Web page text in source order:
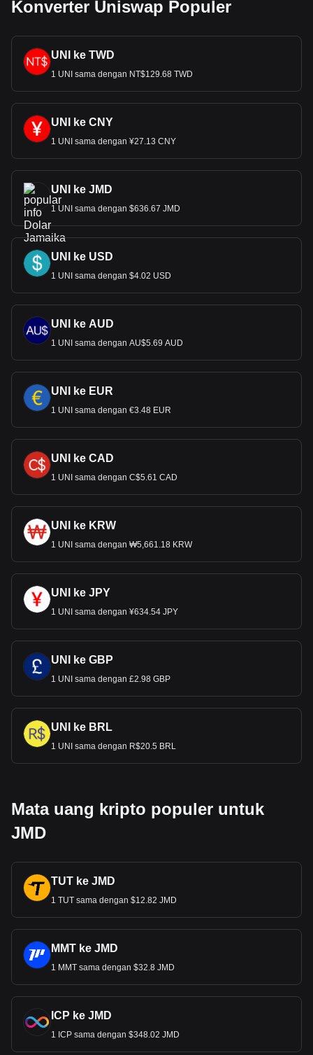
Konverter Uniswap Populer
UNI ke TWD
1 UNI sama dengan NT$129.68 TWD
UNI ke CNY
1 UNI sama dengan ¥27.13 CNY
UNI ke JMD
1 UNI sama dengan $636.67 JMD
UNI ke USD
1 UNI sama dengan $4.02 USD
UNI ke AUD
1 UNI sama dengan AU$5.69 AUD
UNI ke EUR
1 UNI sama dengan €3.48 EUR
UNI ke CAD
1 UNI sama dengan C$5.61 CAD
UNI ke KRW
1 UNI sama dengan ₩5,661.18 KRW
UNI ke JPY
1 UNI sama dengan ¥634.54 JPY
UNI ke GBP
1 UNI sama dengan £2.98 GBP
UNI ke BRL
1 UNI sama dengan R$20.5 BRL
Mata uang kripto populer untuk
JMD
TUT ke JMD
1 TUT sama dengan $12.82 JMD
MMT ke JMD
1 MMT sama dengan $32.8 JMD
ICP ke JMD
1 ICP sama dengan $348.02 JMD